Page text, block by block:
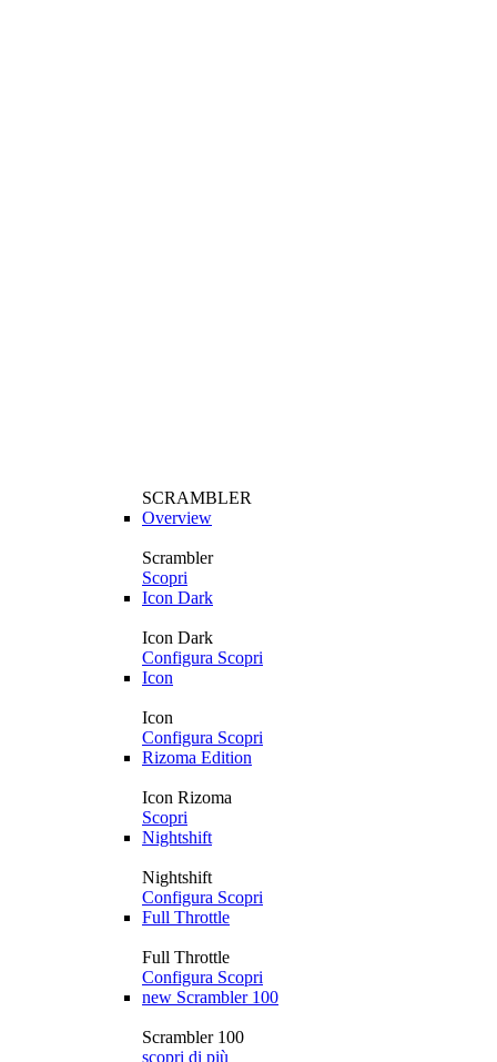
SCRAMBLER
Overview
Scrambler
Scopri
Icon Dark
Icon Dark
Configura Scopri
Icon
Icon
Configura Scopri
Rizoma Edition
Icon Rizoma
Scopri
Nightshift
Nightshift
Configura Scopri
Full Throttle
Full Throttle
Configura Scopri
new Scrambler 100
Scrambler 100
scopri di più